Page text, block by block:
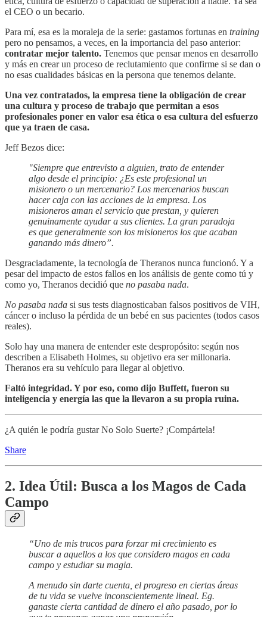
el CEO o un becario.
Para mí, esa es la moraleja de la serie: gastamos fortunas en training
pero no pensamos, a veces, en la importancia del paso anterior:
contratar mejor talento. Tenemos que pensar menos en desarrollo
y más en crear un proceso de reclutamiento que confirme si se dan o
no esas cualidades básicas en la persona que tenemos delante.
Una vez contratados, la empresa tiene la obligación de crear
una cultura y proceso de trabajo que permitan a esos
profesionales poner en valor esa ética o esa cultura del esfuerzo
que ya traen de casa.
Jeff Bezos dice:
"Siempre que entrevisto a alguien, trato de entender
algo desde el principio: ¿Es este profesional un
misionero o un mercenario? Los mercenarios buscan
hacer caja con las acciones de la empresa. Los
misioneros aman el servicio que prestan, y quieren
genuinamente ayudar a sus clientes. La gran paradoja
es que generalmente son los misioneros los que acaban
ganando más dinero”.
Desgraciadamente, la tecnología de Theranos nunca funcionó. Y a
pesar del impacto de estos fallos en los análisis de gente como tú y
como yo, Theranos decidió que no pasaba nada.
No pasaba nada si sus tests diagnosticaban falsos positivos de VIH,
cáncer o incluso la pérdida de un bebé en sus pacientes (todos casos
reales).
Solo hay una manera de entender este despropósito: según nos
describen a Elisabeth Holmes, su objetivo era ser millonaria.
Theranos era su vehículo para llegar al objetivo.
Faltó integridad. Y por eso, como dijo Buffett, fueron su
inteligencia y energía las que la llevaron a su propia ruina.
¿A quién le podría gustar No Solo Suerte? ¡Compártela!
Share
2. Idea Útil: Busca a los Magos de Cada
Campo
“Uno de mis trucos para forzar mi crecimiento es
buscar a aquellos a los que considero magos en cada
campo y estudiar su magia.
A menudo sin darte cuenta, el progreso en ciertas áreas
de tu vida se vuelve inconscientemente lineal. Eg.
ganaste cierta cantidad de dinero el año pasado, por lo